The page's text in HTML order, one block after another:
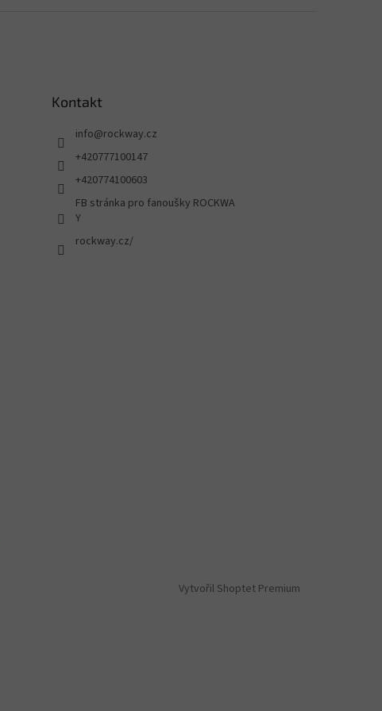
Kontakt
info@rockway.cz
+420777100147
+420774100603
FB stránka pro fanoušky ROCKWA
Y
rockway.cz/
Vytvořil Shoptet Premium